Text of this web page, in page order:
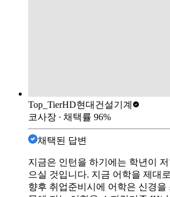
Top_TierHD현대건설기계
코사장 ∙ 채택률 96%
채택된 답변
지금은 인턴을 하기에는 학년이
으실 것입니다. 지금 어학을 제대
향후 취업준비시에 어학은 신경을